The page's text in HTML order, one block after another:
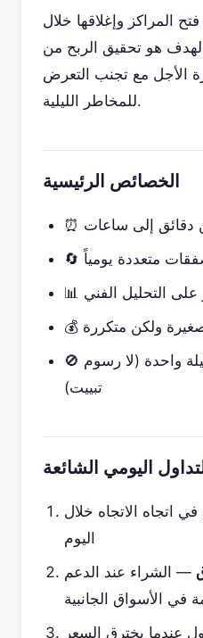
فتح المراكز وإغلاقها خلال
هو تحقيق الربح من
الأجل مع تجنب التعرض
للمخاطر الليلية.
الخصائص الرئيسية
من دقائق إلى ساعات
صفقات متعددة يومياً
على التحليل الفني
صغيرة ولكن متكررة
🚫 عدم الاحتفاظ بمراكز لليلة واحدة (لا رسوم
تبييت)
اليومي الشائعة
اتجاه الاتجاه خلال
اليوم
— الشراء عند الدعم
في الأسواق الجانبية
عندما يخترق السعر